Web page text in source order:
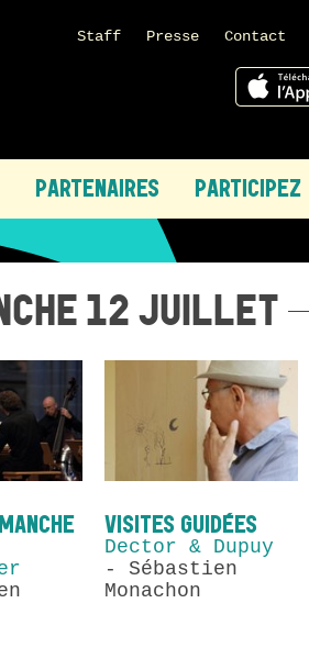
12 JUILLET
VISITES GUIDÉES
Dector & Dupuy
- Sébastien
Monachon
PARTENAIRES PARTICIPEZ
Staff Presse Contact